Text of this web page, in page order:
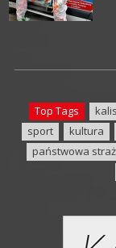
Top Tags
sport
kultura
państwowa